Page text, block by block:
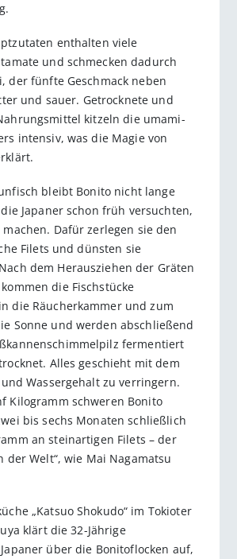
enthalten ­viele
und schmecken dadurch
der fünfte Geschmack neben
und sauer. Getrocknete und
kitzeln die umami-
intensiv, was die Magie von
bleibt Bonito nicht lange
Japaner schon früh versuchten,
Dafür zerlegen sie den
Filets und dünsten sie
dem Herausziehen der Gräten
die Fischstücke
die Räucherkammer und zum
Sonne und werden abschließend
fermentiert
Alles geschieht mit dem
Wassergehalt zu verringern.
Kilogramm schweren Bonito
bis sechs Monaten schließlich
an stein­artigen Filets – der
der Welt“, wie Mai Nagamatsu
„Katsuo Shokudo“ im Tokioter
klärt die 32-Jährige
über die Bonitoflocken auf,